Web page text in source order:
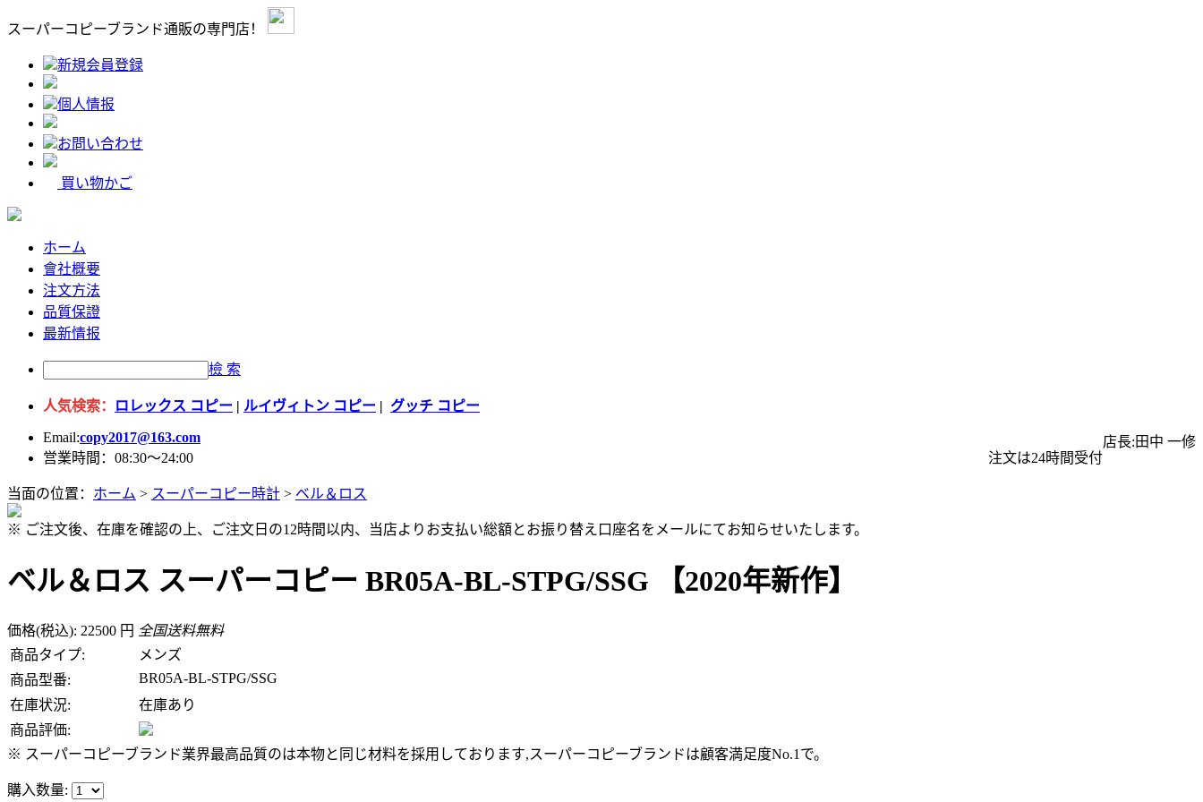
スーパーコピーブランド通販の専門店！
新規会員登録
個人情报
お問い合わせ
買い物かご
ホーム
會社概要
注文方法
品質保證
最新情报
檢 索
人気検索： ロレックス コピー | ルイヴィトン コピー | グッチ コピー
Email:copy2017@163.com
店長:田中 一修
営業時間：08:30～24:00
注文は24時間受付
当面の位置： ホーム > スーパーコピー時計 > ベル＆ロス
※ ご注文後、在庫を確認の上、ご注文日の12時間以内、当店よりお支払い総額とお振り替え口座名をメールにてお知らせいたします。
ベル＆ロス スーパーコピー BR05A-BL-STPG/SSG 【2020年新作】
価格(税込): 22500 円 全国送料無料
商品タイプ:
メンズ
商品型番:
BR05A-BL-STPG/SSG
在庫状況:
在庫あり
商品評価:
※ スーパーコピーブランド業界最高品質のは本物と同じ材料を採用しております,スーパーコピーブランドは顧客満足度No.1で。
購入数量: